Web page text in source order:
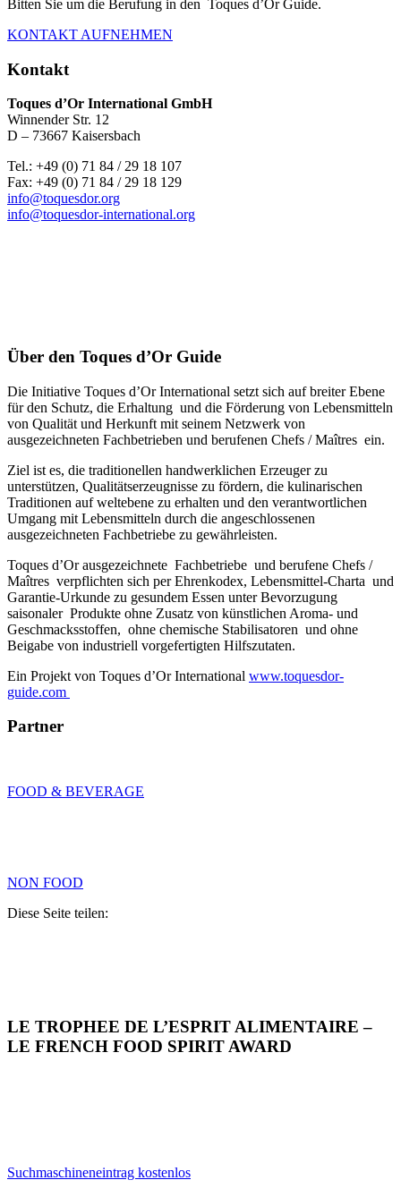
Bitten Sie um die Berufung in den Toques d’Or Guide.
KONTAKT AUFNEHMEN
Kontakt
Toques d’Or International GmbH
Winnender Str. 12
D – 73667 Kaisersbach
Tel.: +49 (0) 71 84 / 29 18 107
Fax: +49 (0) 71 84 / 29 18 129
info@toquesdor.org
info@toquesdor-international.org
Über den Toques d’Or Guide
Die Initiative Toques d’Or International setzt sich auf breiter Ebene
für den Schutz, die Erhaltung und die Förderung von Lebensmitteln
von Qualität und Herkunft mit seinem Netzwerk von
ausgezeichneten Fachbetrieben und berufenen Chefs / Maîtres ein.
Ziel ist es, die traditionellen handwerklichen Erzeuger zu
unterstützen, Qualitätserzeugnisse zu fördern, die kulinarischen
Traditionen auf weltebene zu erhalten und den verantwortlichen
Umgang mit Lebensmitteln durch die angeschlossenen
ausgezeichneten Fachbetriebe zu gewährleisten.
Toques d’Or ausgezeichnete Fachbetriebe und berufene Chefs /
Maîtres verpflichten sich per Ehrenkodex, Lebensmittel-Charta und
Garantie-Urkunde zu gesundem Essen unter Bevorzugung
saisonaler Produkte ohne Zusatz von künstlichen Aroma- und
Geschmacksstoffen, ohne chemische Stabilisatoren und ohne
Beigabe von industriell vorgefertigten Hilfszutaten.
Ein Projekt von Toques d’Or International www.toquesdor-
guide.com
Partner
FOOD & BEVERAGE
NON FOOD
Diese Seite teilen:
LE TROPHEE DE L’ESPRIT ALIMENTAIRE –
LE FRENCH FOOD SPIRIT AWARD
Suchmaschineneintrag kostenlos